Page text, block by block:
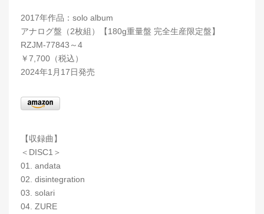
2017年作品：solo album
アナログ盤（2枚組）【180g重量盤 完全生産限定盤】
RZJM-77843～4
￥7,700（税込）
2024年1月17日発売
【収録曲】
＜DISC1＞
01. andata
02. disintegration
03. solari
04. ZURE